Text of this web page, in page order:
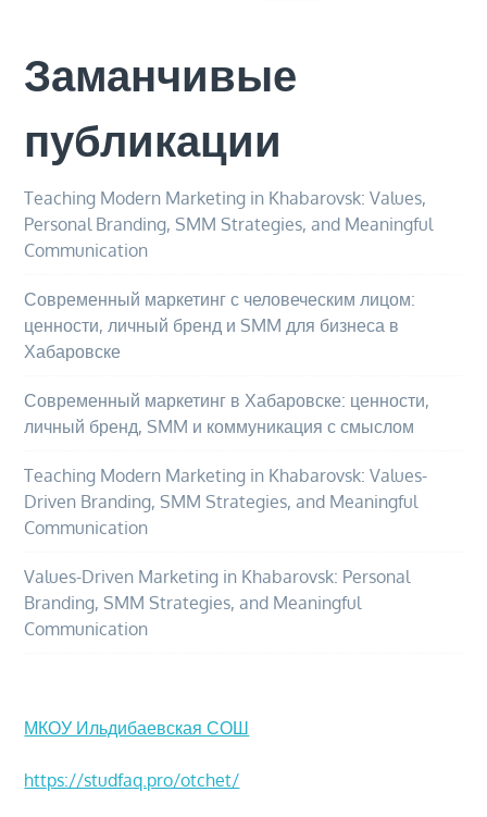
Заманчивые
публикации
Teaching Modern Marketing in Khabarovsk: Values,
Personal Branding, SMM Strategies, and Meaningful
Communication
Современный маркетинг с человеческим лицом:
ценности, личный бренд и SMM для бизнеса в
Хабаровске
Современный маркетинг в Хабаровске: ценности,
личный бренд, SMM и коммуникация с смыслом
Teaching Modern Marketing in Khabarovsk: Values-
Driven Branding, SMM Strategies, and Meaningful
Communication
Values-Driven Marketing in Khabarovsk: Personal
Branding, SMM Strategies, and Meaningful
Communication
МКОУ Ильдибаевская СОШ
https://studfaq.pro/otchet/